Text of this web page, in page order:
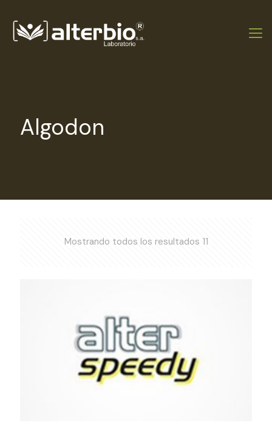
Algodon
Mostrando todos los resultados 11